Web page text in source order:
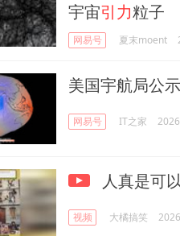
宇宙引力粒子
网易号 夏末moent
美国宇航局公
网易号 IT之家
人真是可
视频 大橘搞笑